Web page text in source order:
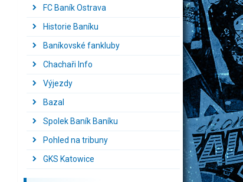
FC Baník Ostrava
Historie Baníku
Baníkovské fankluby
Chachaři Info
Výjezdy
Bazal
Spolek Baník Baníku
Pohled na tribuny
GKS Katowice